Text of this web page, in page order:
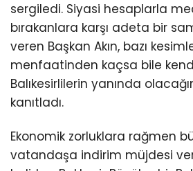
sergiledi. Siyasi hesaplarla
bırakanlara karşı adeta bir
veren Başkan Akın, bazı
menfaatinden kaçsa bile
Balıkesirlilerin yanında
kanıtladı.
Ekonomik zorluklara rağmen
vatandaşa indirim müjdesi